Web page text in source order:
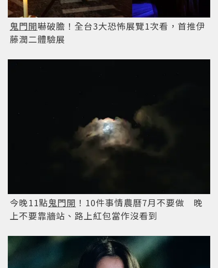
鬼門開嚇破膽！全台3大恐怖展覽1次看，首推伊
藤潤二體驗展
今晚11點鬼門開 ！10件事情農曆7月不要做 晚
上不要靠牆站、路上紅包當作沒看到